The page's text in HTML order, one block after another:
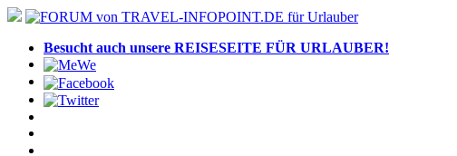
Besucht auch unsere REISESEITE FÜR URLAUBER!